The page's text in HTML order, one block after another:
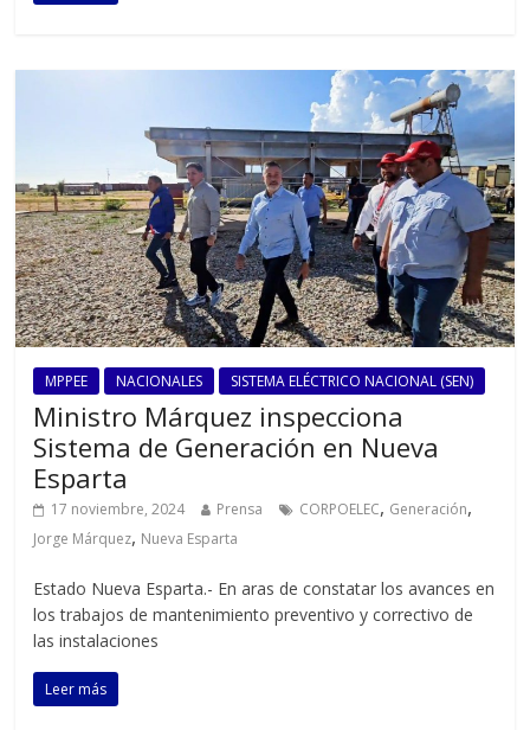
MPPEE NACIONALES SISTEMA ELÉCTRICO NACIONAL (SEN)
Ministro Márquez inspecciona
Sistema de Generación en Nueva
Esparta
17 noviembre, 2024 Prensa CORPOELEC, Generación,
Jorge Márquez, Nueva Esparta
Estado Nueva Esparta.- En aras de constatar los avances en
los trabajos de mantenimiento preventivo y correctivo de
las instalaciones
Leer más